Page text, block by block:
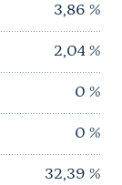
3,86 %
2,04 %
0 %
0 %
32,39 %